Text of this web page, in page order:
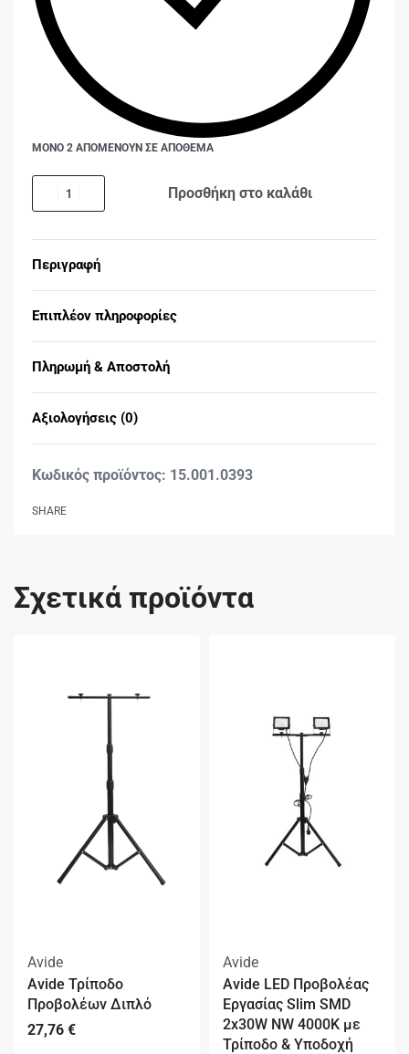
ΜΟΝΟ 2 ΑΠΟΜΕΝΟΥΝ ΣΕ ΑΠΟΘΕΜΑ
Προσθήκη στο καλάθι
Περιγραφή
Επιπλέον πληροφορίες
Πληρωμή & Αποστολή
Αξιολογήσεις (0)
15.001.0393
SHARE
Σχετικά προϊόντα
Avide
Avide Τρίποδο
Προβολέων Διπλό
27,76 €
Avide
Avide LED Προβολέας
Εργασίας Slim SMD
2x30W NW 4000K με
Τρίποδο & Υποδοχή